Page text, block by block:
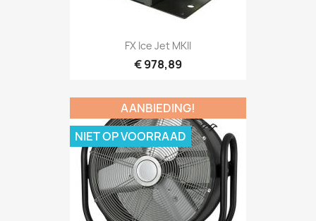
Snel bekijken
FX Ice Jet MKII
€ 978,89
AANBIEDING!
NIET OP VOORRAAD